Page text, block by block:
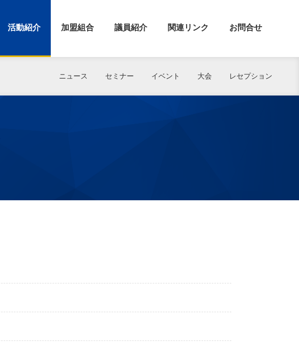
活動紹介 加盟組合 議員紹介 関連リンク お問合せ
ニュース セミナー イベント 大会 レセプション